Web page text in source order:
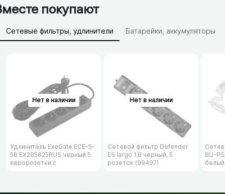
покупают
Сетевые фильтры, удлинители Батарейки, аккумуляторы
Удлинитель ExeGate ECE-5-
5B EX285825RUS черный 5
евророзетки с
Сетевой фильтр Defender
ES largo 1.8 черный, 5
розеток (99497)
BU-
белый